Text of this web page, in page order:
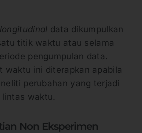
longitudinal data dikumpulkan
titik waktu atau selama
pengumpulan data.
waktu ini diterapkan apabila
perubahan yang terjadi
lintas waktu.
Non Eksperimen